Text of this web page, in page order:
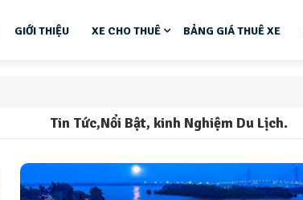
GIỚI THIỆU XE CHO THUÊ BẢNG GIÁ THUÊ XE
Tin Tức,Nổi Bật, kinh Nghiệm Du Lịch.